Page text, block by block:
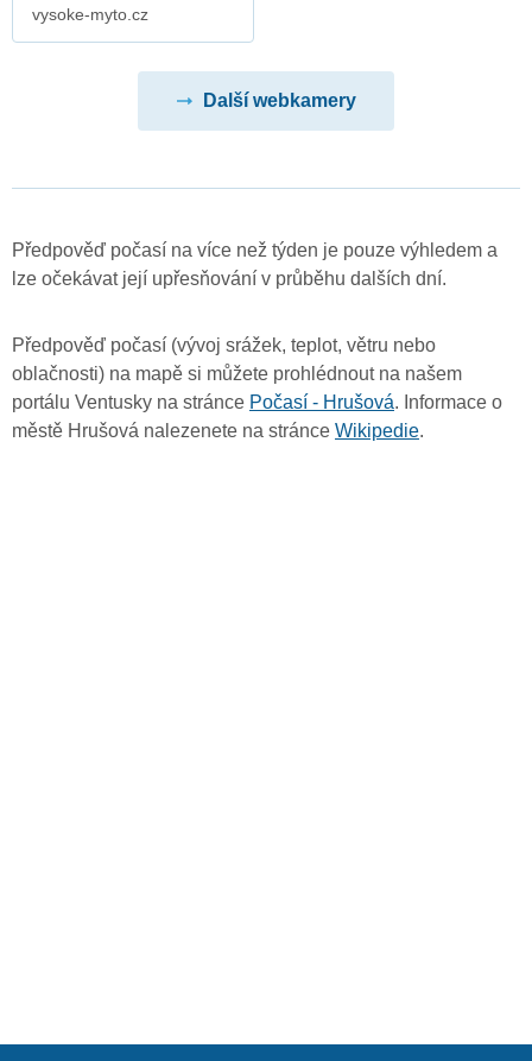
vysoke-myto.cz
Další webkamery
Předpověď počasí na více než týden je pouze výhledem a
lze očekávat její upřesňování v průběhu dalších dní.
Předpověď počasí (vývoj srážek, teplot, větru nebo
oblačnosti) na mapě si můžete prohlédnout na našem
portálu Ventusky na stránce Počasí - Hrušová. Informace o
městě Hrušová nalezenete na stránce Wikipedie.